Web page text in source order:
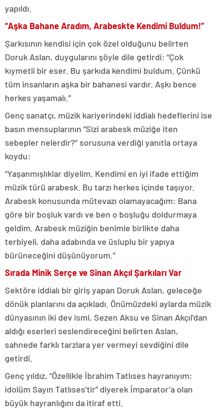
yapıldı.
“Aşka Bahane Aradım, Arabeskte Kendimi Buldum!”
Şarkısının kendisi için çok özel olduğunu belirten
Doruk Aslan, duygularını şöyle dile getirdi: “Çok
kıymetli bir eser. Bu şarkıda kendimi buldum. Çünkü
tüm insanların aşka bir bahanesi vardır. Aşkı bence
herkes yaşamalı.”
Genç sanatçı, müzik kariyerindeki iddialı hedeflerini ise
basın mensuplarının “Sizi arabesk müziğe iten
sebepler nelerdir?” sorusuna verdiği yanıtla ortaya
koydu:
“Yaşanmışlıklar diyelim. Kendimi en iyi ifade ettiğim
müzik türü arabesk. Bu tarzı herkes içinde taşıyor.
Arabesk konusunda mütevazı olamayacağım: Bana
göre bir boşluk vardı ve ben o boşluğu doldurmaya
geldim. Arabesk müziğin benimle birlikte daha
terbiyeli, daha adabında ve üsluplu bir yapıya
bürüneceğini düşünüyorum.”
Sırada Minik Serçe ve Sinan Akçıl Şarkıları Var
Sektöre iddialı bir giriş yapan Doruk Aslan, geleceğe
dönük planlarını da açıkladı. Önümüzdeki aylarda müzik
dünyasının iki dev ismi, Sezen Aksu ve Sinan Akçıl’dan
aldığı eserleri seslendireceğini belirten Aslan,
sahnede farklı tarzlara yer vermeyi sevdiğini dile
getirdi.
Genç yıldız, “Özellikle İbrahim Tatlıses hayranıyım;
idolüm Sayın Tatlıses’tir” diyerek İmparator’a olan
büyük hayranlığını da itiraf etti.